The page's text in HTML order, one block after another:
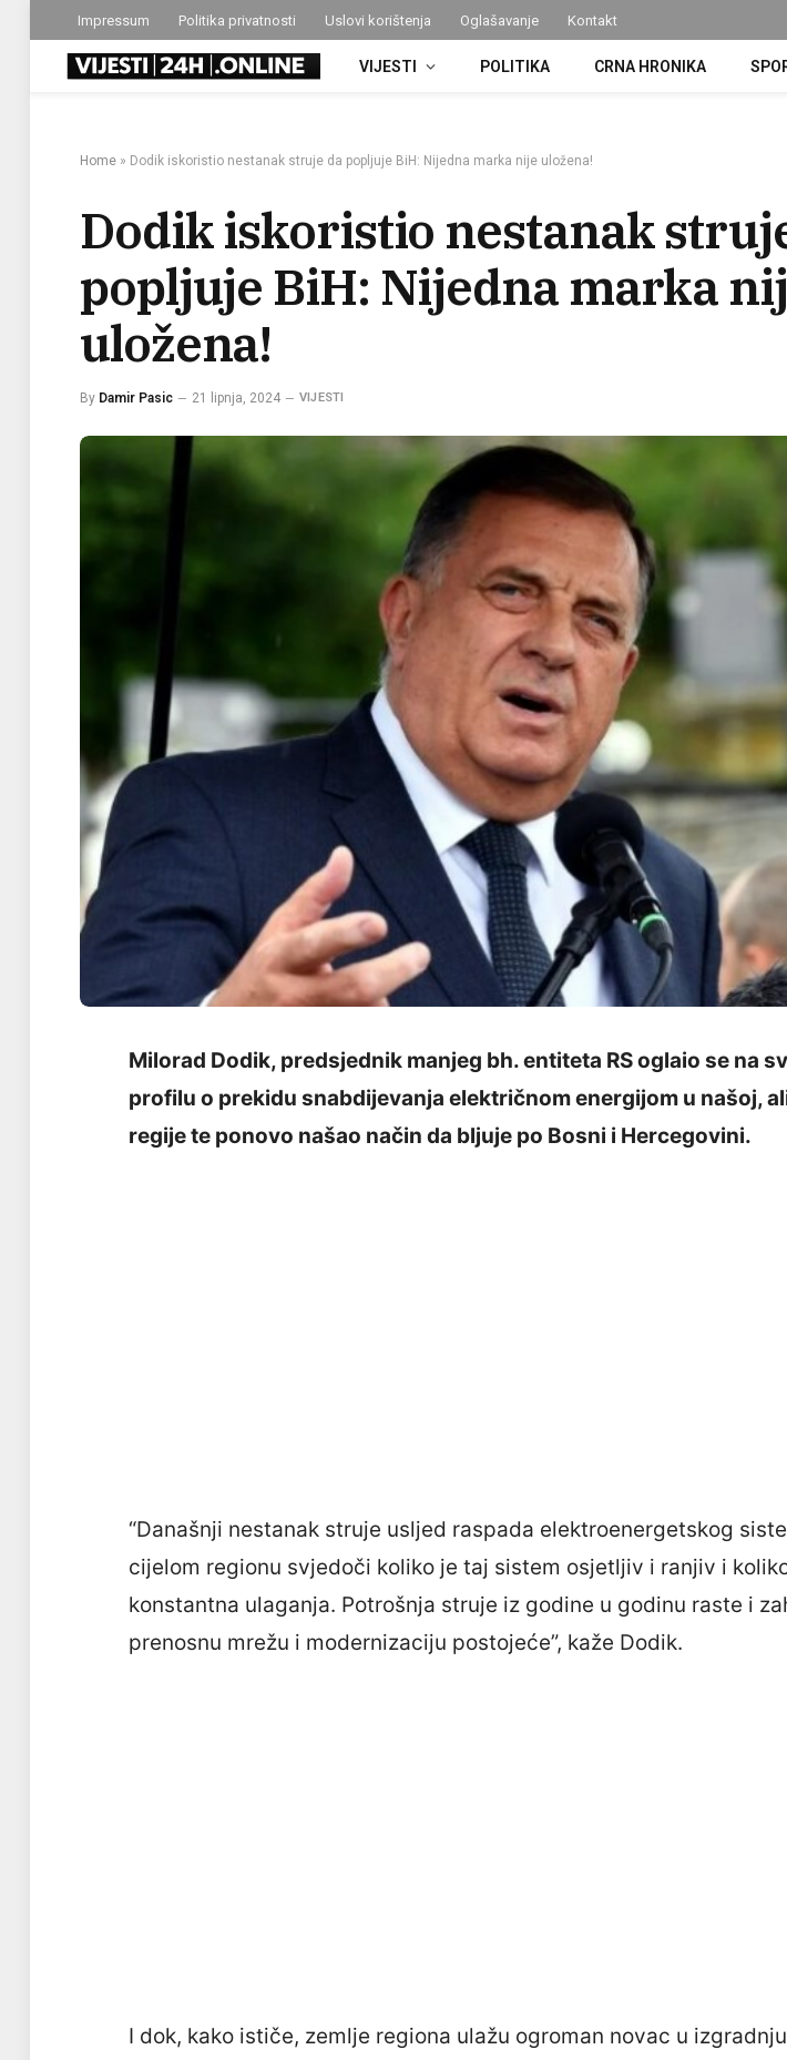
Impressum Politika privatnosti Uslovi korištenja Oglašavanje Kontakt
VIJESTI POLITIKA CRNA HRONIKA
Home » Dodik iskoristio nestanak struje da popljuje BiH: Nijedna marka nije uložena!
Dodik iskoristio nestanak
popljuje BiH: Nijedna marka
uložena!
By Damir Pasic 21 lipnja, 2024 VIJESTI
Milorad Dodik, predsjednik manjeg bh. entiteta RS oglaio se na
profilu o prekidu snabdijevanja električnom energijom u našoj,
regije te ponovo našao način da bljuje po Bosni i Hercegovini.
“Današnji nestanak struje usljed raspada elektroenergetskog
cijelom regionu svjedoči koliko je taj sistem osjetljiv i ranjiv i
konstantna ulaganja. Potrošnja struje iz godine u godinu raste i
prenosnu mrežu i modernizaciju postojeće”, kaže Dodik.
I dok, kako ističe, zemlje regiona ulažu ogroman novac u izgradnju